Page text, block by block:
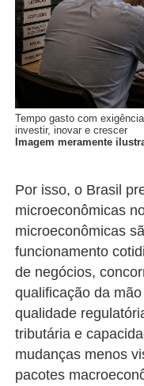
Tempo gasto com
investir, inovar e crescer
Imagem meramente
Por isso, o Brasil
microeconômicas
microeconômicas
funcionamento
de negócios,
qualificação da
qualidade
tributária e
mudanças menos
pacotes